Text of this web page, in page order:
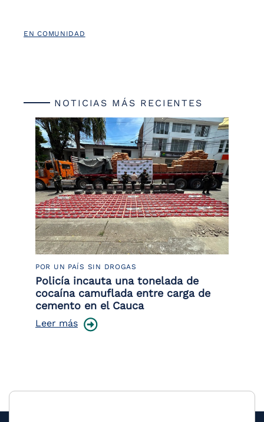
EN COMUNIDAD
NOTICIAS MÁS RECIENTES
POR UN PAÍS SIN DROGAS
Policía incauta una tonelada de
cocaína camuflada entre carga de
cemento en el Cauca
Leer más